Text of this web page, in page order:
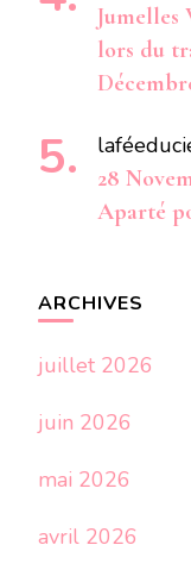
Jumelles
lors du
28
Aparté
ARCHIVES
juillet 2026
juin 2026
mai 2026
avril 2026